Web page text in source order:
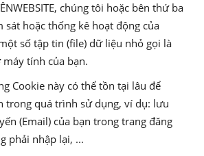
chúng tôi hoặc bên thứ ba
sát hoặc thống kê hoạt động của
số tập tin (file) dữ liệu nhỏ gọi là
tính của bạn.
Cookie này có thể tồn tại lâu để
trong quá trình sử dụng, ví dụ: lưu
(Email) của bạn trong trang đăng
phải nhập lại, ...